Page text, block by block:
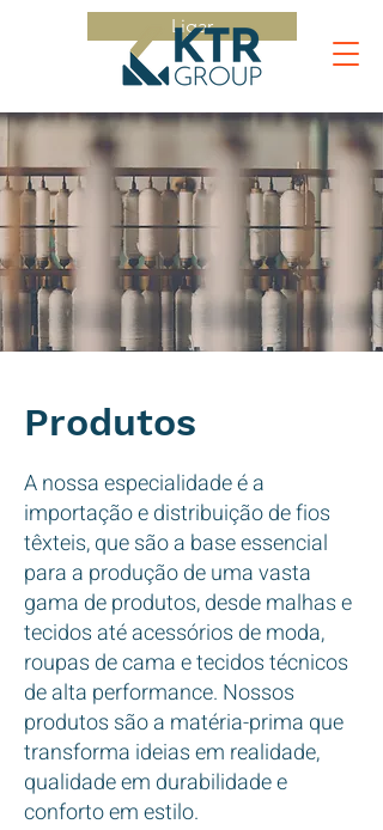
Ligar
Produtos
A nossa especialidade é a
importação e distribuição de fios
têxteis, que são a base essencial
para a produção de uma vasta
gama de produtos, desde malhas e
tecidos até acessórios de moda,
roupas de cama e tecidos técnicos
de alta performance. Nossos
produtos são a matéria-prima que
transforma ideias em realidade,
qualidade em durabilidade e
conforto em estilo.